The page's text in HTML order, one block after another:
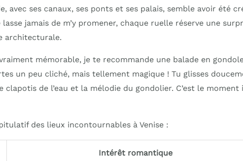
avec ses canaux, ses ponts et ses palais, semble avoir été
jamais de m’y promener, chaque ruelle réserve une
architecturale.
mémorable, je te recommande une balade en
un peu cliché, mais tellement magique ! Tu glisses
clapotis de l’eau et la mélodie du gondolier. C’est le moment
des lieux incontournables à Venise :
Intérêt romantique